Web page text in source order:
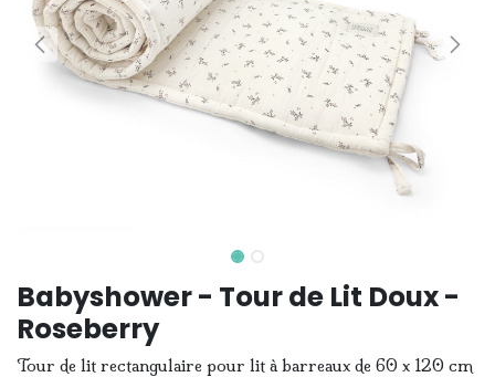
Babyshower - Tour de Lit Doux -
Roseberry
Tour de lit rectangulaire pour lit à barreaux de 60 x 120 cm